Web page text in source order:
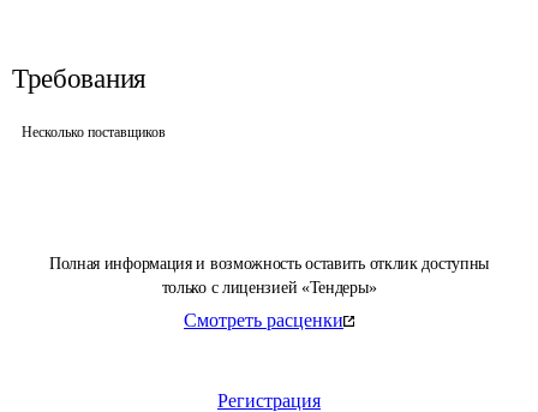
Полная информация и возможность оставить отклик доступны
только с лицензией «Тендеры»
Смотреть расценки
Регистрация
Требования
Несколько поставщиков